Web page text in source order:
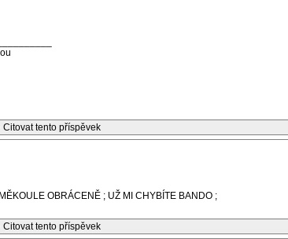
Citovat tento příspěvek
OBRÁCENĚ ; UŽ MI CHYBÍTE BANDO ;
Citovat tento příspěvek